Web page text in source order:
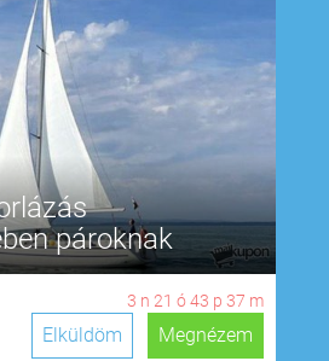
pároknak
3 n 21 ó43 p 36 m
Megnézem
Elküldöm